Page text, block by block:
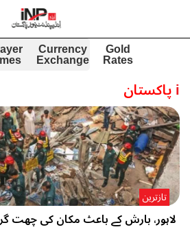
Gold
Rates
Currency
Exchange
iپاکستان
لاہور، بارش کے باعث مکان کی چھت گر گئی ، 4
تازترین